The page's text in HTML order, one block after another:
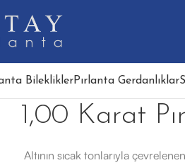
BilekliklerPırlanta Gerdanlıklar
1,00 Karat
Altının sıcak tonlarıyla